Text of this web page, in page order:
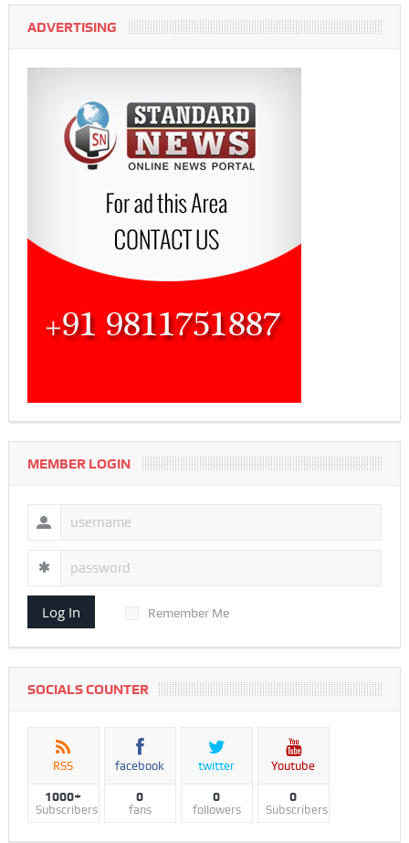
ADVERTISING
MEMBER LOGIN
Log In Remember Me
SOCIALS COUNTER
RSS
1000+
Subscribers
facebook
0
fans
twitter
0
followers
Youtube
0
Subscribers